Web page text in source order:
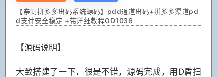
【亲测拼多多出码系统源码】pdd通道出码+拼多多渠道pd
d支付安全稳定 +带详细教程OD1036
【源码说明】
大致搭建了一下，很是不错，源码完成，用D盾扫